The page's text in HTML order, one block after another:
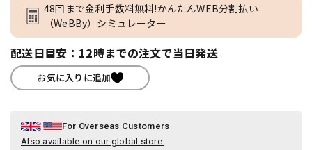
48回まで金利手数料無料!かんたんWEB分割払い
（WeBBy）シミュレーター
配送日目安：12時までの注文で当日発送
お気に入りに追加
For Overseas Customers
Also available on our global store.